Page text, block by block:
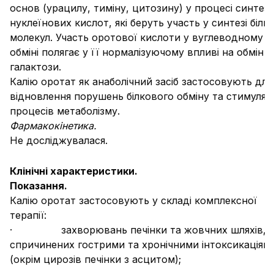
основ (урацилу, тиміну, цитозину) у процесі синтезу
нуклеїнових кислот, які беруть участь у синтезі
молекул. Участь оротової кислоти у вуглеводному
обміні полягає у її нормалізуючому впливі на обмін
галактози.
Калію оротат як анаболічний засіб застосовують для
відновлення порушень білкового обміну та
процесів метаболізму.
Фармакокінетика.
Не досліджувалася.
Клінічні характеристики.
Показання.
Калію оротат застосовують у складі комплексної
терапії:
· захворювань печінки та жовчних шляхів,
спричинених гострими та хронічними
(окрім цирозів печінки з асцитом);